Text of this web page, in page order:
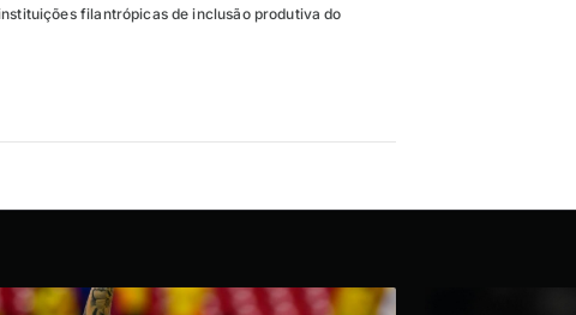
filantrópicas de inclusão produtiva do